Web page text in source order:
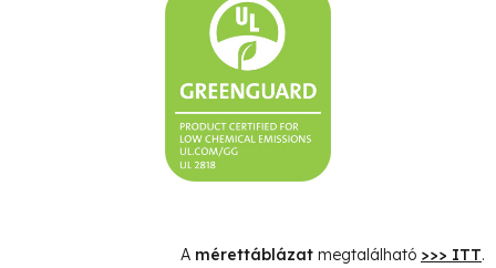
A mérettáblázat megtalálható >>> ITT.